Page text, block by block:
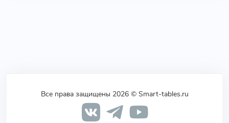
Все права защищены 2026 © Smart-tables.ru